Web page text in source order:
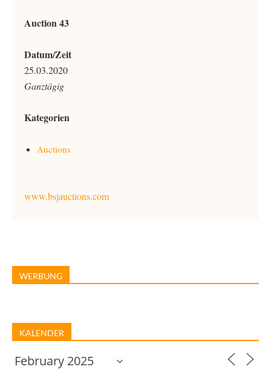
Auction 43
Datum/Zeit
25.03.2020
Ganztägig
Kategorien
Auctions
www.bsjauctions.com
WERBUNG
KALENDER